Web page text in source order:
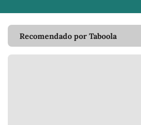
Recomendado por Taboola